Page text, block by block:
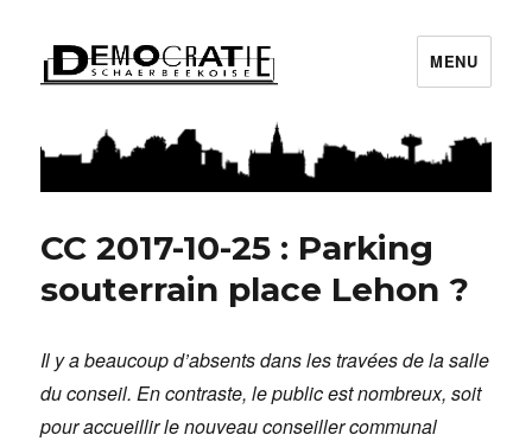
Démocratie Schaerbeekoise
MENU
CC 2017-10-25 : Parking
souterrain place Lehon ?
Il y a beaucoup d’absents dans les travées de la salle
du conseil. En contraste, le public est nombreux, soit
pour accueillir le nouveau conseiller communal